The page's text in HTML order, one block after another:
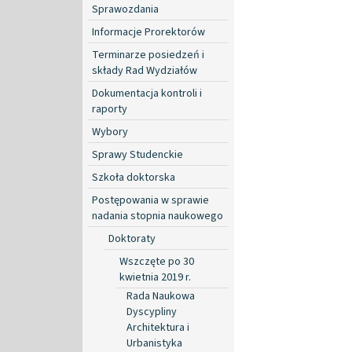
Sprawozdania
Informacje Prorektorów
Terminarze posiedzeń i
składy Rad Wydziałów
Dokumentacja kontroli i
raporty
Wybory
Sprawy Studenckie
Szkoła doktorska
Postępowania w sprawie
nadania stopnia naukowego
Doktoraty
Wszczęte po 30
kwietnia 2019 r.
Rada Naukowa
Dyscypliny
Architektura i
Urbanistyka